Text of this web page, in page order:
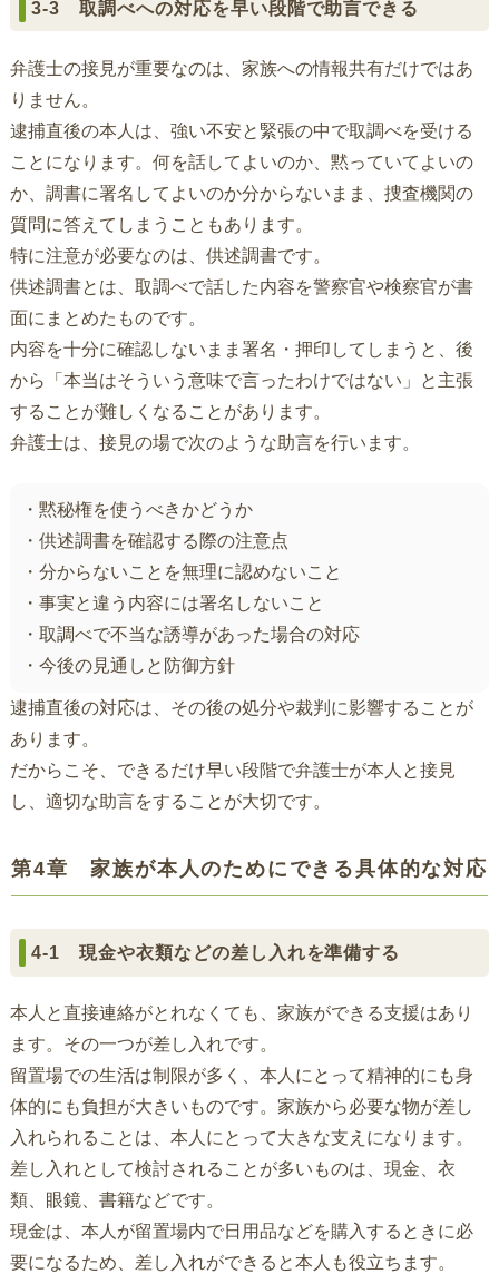
3-3 取調べへの対応を早い段階で助言できる
弁護士の接見が重要なのは、家族への情報共有だけではあ
りません。
逮捕直後の本人は、強い不安と緊張の中で取調べを受ける
ことになります。何を話してよいのか、黙っていてよいの
か、調書に署名してよいのか分からないまま、捜査機関の
質問に答えてしまうこともあります。
特に注意が必要なのは、供述調書です。
供述調書とは、取調べで話した内容を警察官や検察官が書
面にまとめたものです。
内容を十分に確認しないまま署名・押印してしまうと、後
から「本当はそういう意味で言ったわけではない」と主張
することが難しくなることがあります。
弁護士は、接見の場で次のような助言を行います。
・黙秘権を使うべきかどうか
・供述調書を確認する際の注意点
・分からないことを無理に認めないこと
・事実と違う内容には署名しないこと
・取調べで不当な誘導があった場合の対応
・今後の見通しと防御方針
逮捕直後の対応は、その後の処分や裁判に影響することが
あります。
だからこそ、できるだけ早い段階で弁護士が本人と接見
し、適切な助言をすることが大切です。
第4章 家族が本人のためにできる具体的な対応
4-1 現金や衣類などの差し入れを準備する
本人と直接連絡がとれなくても、家族ができる支援はあり
ます。その一つが差し入れです。
留置場での生活は制限が多く、本人にとって精神的にも身
体的にも負担が大きいものです。家族から必要な物が差し
入れられることは、本人にとって大きな支えになります。
差し入れとして検討されることが多いものは、現金、衣
類、眼鏡、書籍などです。
現金は、本人が留置場内で日用品などを購入するときに必
要になるため、差し入れができると本人も役立ちます。